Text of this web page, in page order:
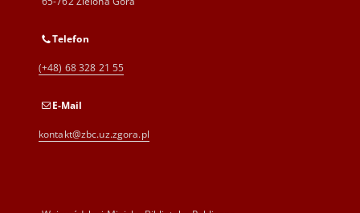
Telefon
(+48) 68 328 21 55
E-Mail
kontakt@zbc.uz.zgora.pl